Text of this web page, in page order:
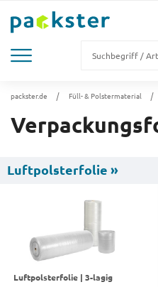
KARTONS
VERSANDKARTONS
VERSANDVERPACKUNG
FÜLL- & POLSTERMATERIAL
LAGER & PALETTIERUNG
packster.de Füll- & Polstermaterial
Luftpolsterfolie »
Luftpolsterfolie | 3-lagig